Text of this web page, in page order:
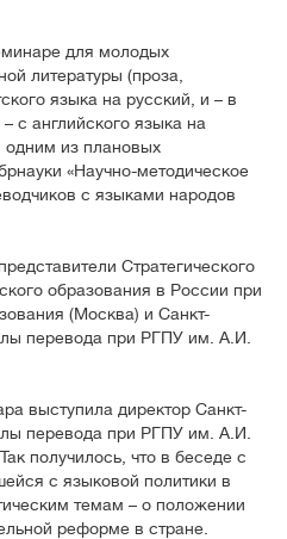
для молодых
литературы (проза,
языка на русский, и – в
с английского языка на
одним из плановых
«Научно-методическое
с языками народов
Стратегического
образования в России при
(Москва) и Санкт-
перевода при РГПУ им. А.И.
выступила директор Санкт-
перевода при РГПУ им. А.И.
. Так получилось, что в беседе с
с языковой политики в
темам – о положении
реформе в стране.